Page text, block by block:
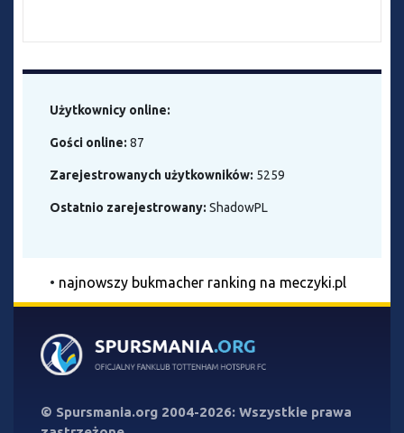
Użytkownicy online:
Gości online: 87
Zarejestrowanych użytkowników: 5259
Ostatnio zarejestrowany: ShadowPL
• najnowszy bukmacher ranking na meczyki.pl
© Spursmania.org 2004-2026: Wszystkie prawa